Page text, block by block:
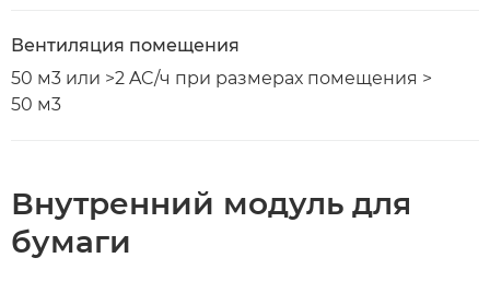
Вентиляция помещения
50 м3 или >2 AC/ч при размерах помещения >
50 м3
Внутренний модуль для
бумаги